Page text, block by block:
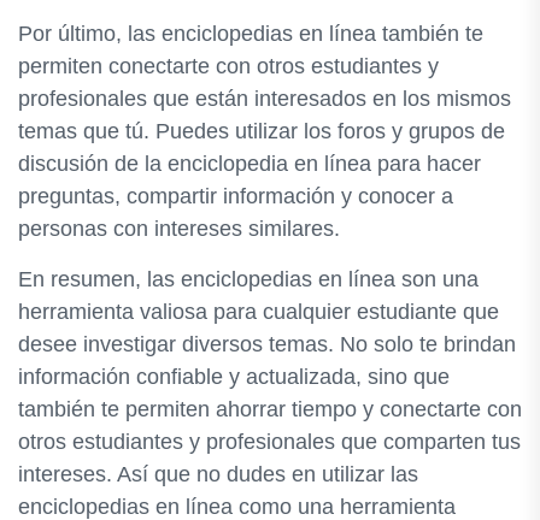
Por último, las enciclopedias en línea también te
permiten conectarte con otros estudiantes y
profesionales que están interesados en los mismos
temas que tú. Puedes utilizar los foros y grupos de
discusión de la enciclopedia en línea para hacer
preguntas, compartir información y conocer a
personas con intereses similares.
En resumen, las enciclopedias en línea son una
herramienta valiosa para cualquier estudiante que
desee investigar diversos temas. No solo te brindan
información confiable y actualizada, sino que
también te permiten ahorrar tiempo y conectarte con
otros estudiantes y profesionales que comparten tus
intereses. Así que no dudes en utilizar las
enciclopedias en línea como una herramienta